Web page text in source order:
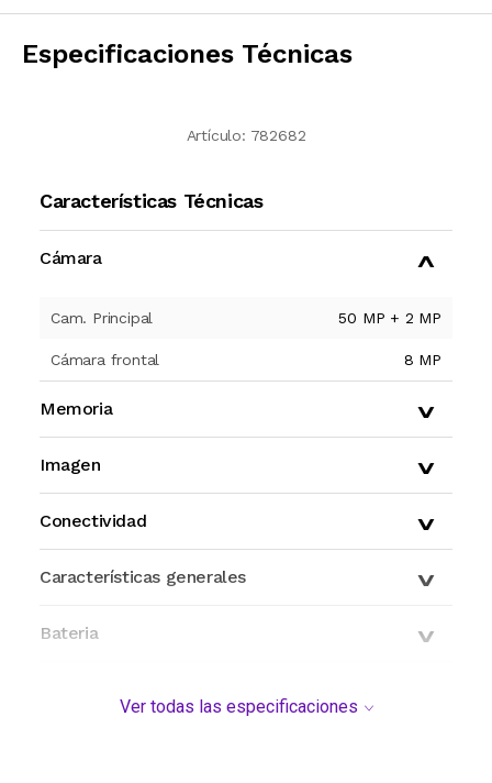
Especificaciones Técnicas
Artículo: 782682
Características Técnicas
Cámara
Cam. Principal 50 MP + 2 MP
Cámara frontal 8 MP
Memoria
Imagen
Conectividad
Características generales
Bateria
Ver todas las especificaciones